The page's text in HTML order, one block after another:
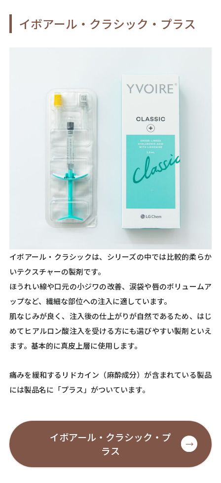
イボアール・クラシック・プラス
イボアール・クラシックは、シリーズの中では比較的柔らか
いテクスチャーの製剤です。
ほうれい線や口元の小ジワの改善、涙袋や唇のボリュームア
ップなど、繊細な部位への注入に適しています。
肌なじみが良く、注入後の仕上がりが自然であるため、はじ
めてヒアルロン酸注入を受ける方にも選びやすい製剤といえ
ます。基本的に真皮上層に使用します。
痛みを緩和するリドカイン（麻酔成分）が含まれている製品
には製品名に「プラス」がついています。
イボアール・クラシック・プ
ラス